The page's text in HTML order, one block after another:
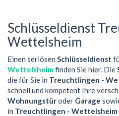
Schlüsseldienst
Wettelsheim
Einen seriösen Schlüsseldienst
Wettelsheim finden Sie hier. Die
die für Sie in Treuchtlingen -
schnell und kompetent Ihre
Wohnungstüroder Garage
in Treuchtlingen - Wettelsheim